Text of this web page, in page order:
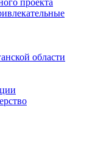
проекта
области